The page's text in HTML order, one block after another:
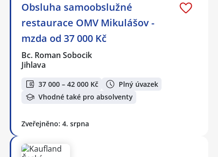
Obsluha samoobslužné
restaurace OMV Mikulášov -
mzda od 37 000 Kč
Bc. Roman Sobocik
Jihlava
37 000 – 42 000 Kč
Plný úvazek
Vhodné také pro absolventy
Zveřejněno: 4. srpna